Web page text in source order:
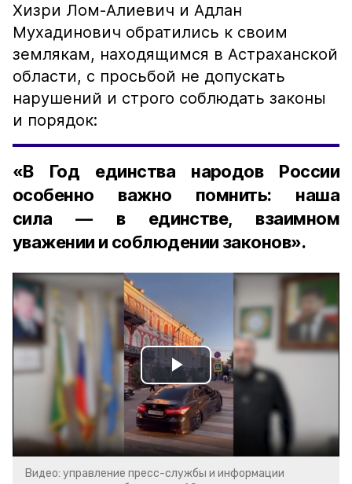
Хизри Лом-Алиевич и Адлан
Мухадинович обратились к своим
землякам, находящимся в Астраханской
области, с просьбой не допускать
нарушений и строго соблюдать законы
и порядок:
«В Год единства народов России
особенно важно помнить: наша
сила — в единстве, взаимном
уважении и соблюдении законов».
Play
Video
Видео: управление пресс-службы и информации